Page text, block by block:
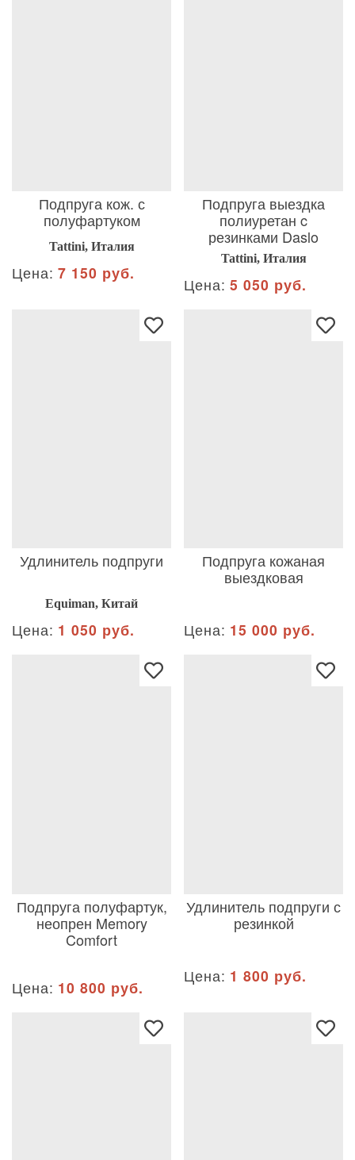
Подпруга кож. с
полуфартуком
Tattini, Италия
Цена: 7 150 руб.
Подпруга выездка
полиуретан c
резинками Daslo
Tattini, Италия
Цена: 5 050 руб.
Удлинитель подпруги
Equiman, Китай
Цена: 1 050 руб.
Подпруга кожаная
выездковая
Цена: 15 000 руб.
Подпруга полуфартук,
неопрен Memory
Comfort
Цена: 10 800 руб.
Удлинитель подпруги с
резинкой
Цена: 1 800 руб.